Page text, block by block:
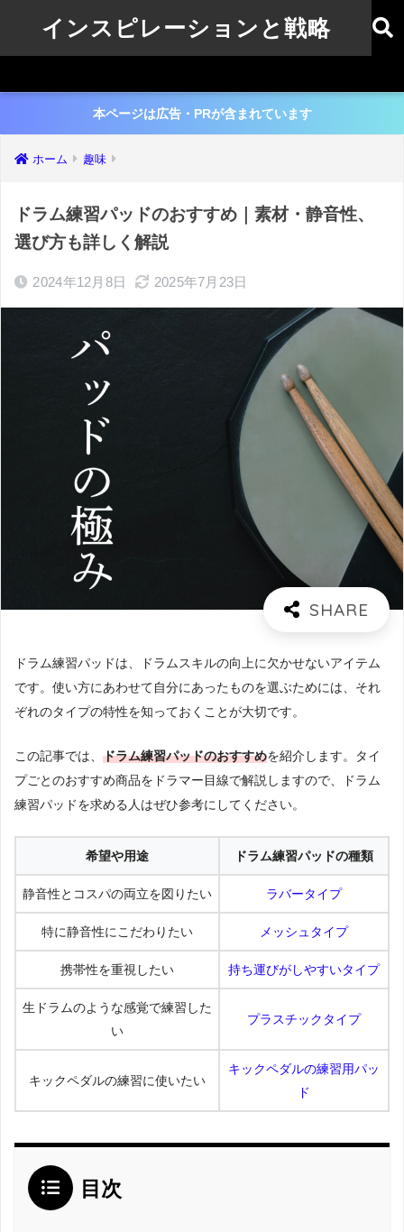
インスピレーションと戦略
本ページは広告・PRが含まれています
ホーム 趣味
ドラム練習パッドのおすすめ｜素材・静音性、
選び方も詳しく解説
2024年12月8日 2025年7月23日
ドラム練習パッドは、ドラムスキルの向上に欠かせないアイテム
です。使い方にあわせて自分にあったものを選ぶためには、それ
ぞれのタイプの特性を知っておくことが大切です。
この記事では、 ドラム練習パッドのおすすめを紹介します。タイ
プごとのおすすめ商品をドラマー目線で解説しますので、ドラム
練習パッドを求める人はぜひ参考にしてください。
希望や用途 ドラム練習パッドの種類
静音性とコスパの両立を図りたい ラバータイプ
特に静音性にこだわりたい メッシュタイプ
携帯性を重視したい 持ち運びがしやすいタイプ
生ドラムのような感覚で練習した
い
プラスチックタイプ
キックペダルの練習に使いたい
キックペダルの練習用パッ
ド
目次